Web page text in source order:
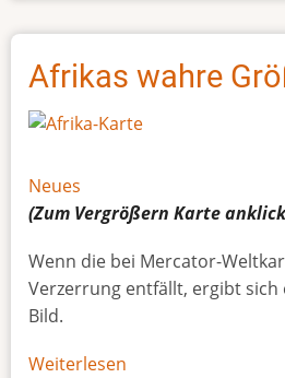
Afrikas wahre
Neues
(Zum Vergrößern Karte
Wenn die bei Mercator-
Verzerrung entfällt, ergibt sich
Bild.
Weiterlesen